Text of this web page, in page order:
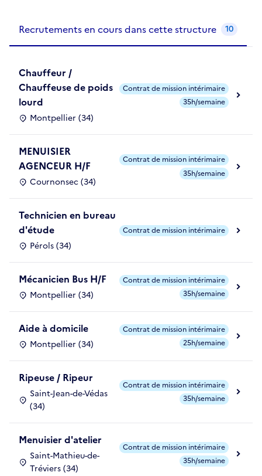
Recrutements en cours dans cette structure 10
Chauffeur /
Chauffeuse de poids
lourd
Montpellier (34)
Contrat de mission intérimaire
35h/semaine
MENUISIER
AGENCEUR H/F
Cournonsec (34)
Contrat de mission intérimaire
35h/semaine
Technicien en bureau
d'étude
Pérols (34)
Contrat de mission intérimaire
Mécanicien Bus H/F
Montpellier (34)
Contrat de mission intérimaire
35h/semaine
Aide à domicile
Montpellier (34)
Contrat de mission intérimaire
25h/semaine
Ripeuse / Ripeur
Saint-Jean-de-Védas
(34)
Contrat de mission intérimaire
35h/semaine
Menuisier d'atelier
Saint-Mathieu-de-
Tréviers (34)
Contrat de mission intérimaire
35h/semaine